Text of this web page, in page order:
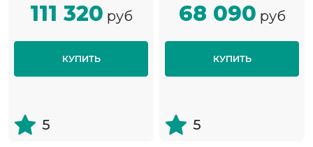
111 320 руб
КУПИТЬ
5
68 090 руб
КУПИТЬ
5